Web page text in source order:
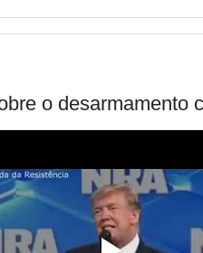
o desarmamento